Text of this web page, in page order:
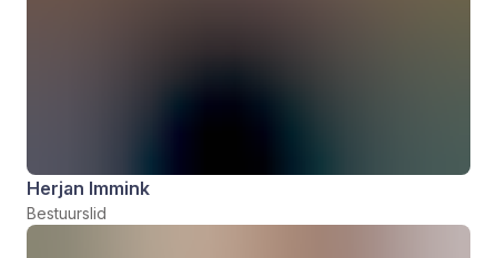
Herjan Immink
Bestuurslid